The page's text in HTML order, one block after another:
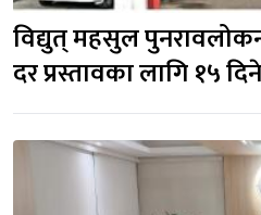
विद्युत् महसुल
दर प्रस्तावका लागि १५